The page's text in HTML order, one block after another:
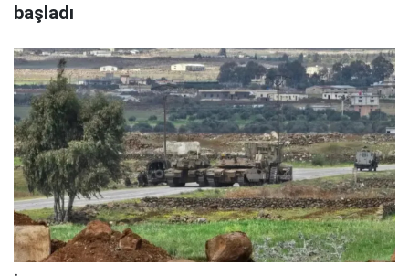
başladı